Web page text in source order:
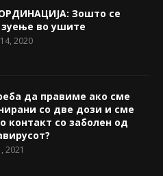
Зошто се
зуење во ушите
2020
да правиме ако сме
со две дози и сме
контакт со заболен од
2021